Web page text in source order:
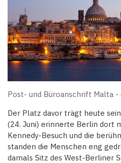
Post- und Büroanschrift Malta
Der Platz davor trägt heute
(24. Juni) erinnerte Berlin dort
Kennedy-Besuch und die
standen die Menschen eng
damals Sitz des West-Berliner